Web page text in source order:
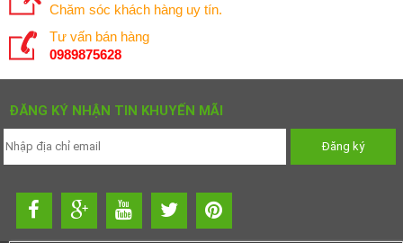
Chăm sóc khách hàng uy tín.
Tư vấn bán hàng
0989875628
ĐĂNG KÝ NHẬN TIN KHUYẾN MÃI